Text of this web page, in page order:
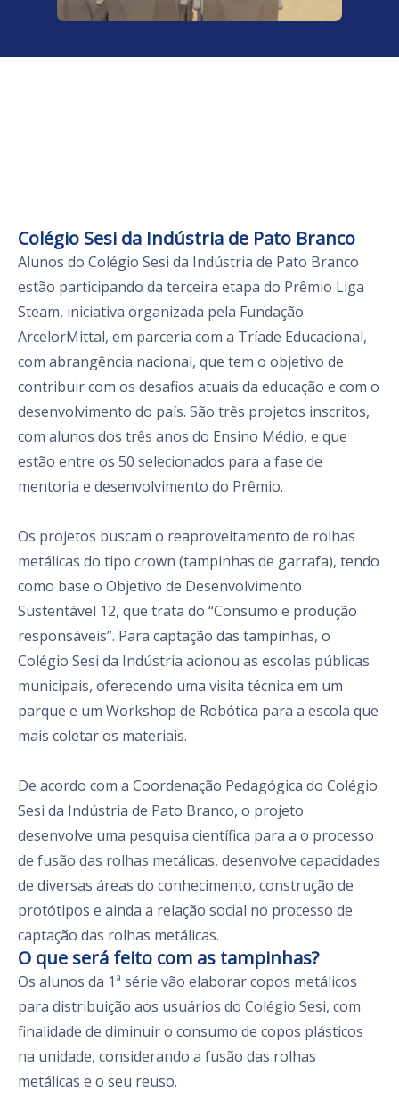
Colégio Sesi da Indústria de Pato Branco
Alunos do Colégio Sesi da Indústria de Pato Branco
estão participando da terceira etapa do Prêmio Liga
Steam, iniciativa organizada pela Fundação
ArcelorMittal, em parceria com a Tríade Educacional,
com abrangência nacional, que tem o objetivo de
contribuir com os desafios atuais da educação e com o
desenvolvimento do país. São três projetos inscritos,
com alunos dos três anos do Ensino Médio, e que
estão entre os 50 selecionados para a fase de
mentoria e desenvolvimento do Prêmio.
Os projetos buscam o reaproveitamento de rolhas
metálicas do tipo crown (tampinhas de garrafa), tendo
como base o Objetivo de Desenvolvimento
Sustentável 12, que trata do “Consumo e produção
responsáveis”. Para captação das tampinhas, o
Colégio Sesi da Indústria acionou as escolas públicas
municipais, oferecendo uma visita técnica em um
parque e um Workshop de Robótica para a escola que
mais coletar os materiais.
De acordo com a Coordenação Pedagógica do Colégio
Sesi da Indústria de Pato Branco, o projeto
desenvolve uma pesquisa científica para a o processo
de fusão das rolhas metálicas, desenvolve capacidades
de diversas áreas do conhecimento, construção de
protótipos e ainda a relação social no processo de
captação das rolhas metálicas.
O que será feito com as tampinhas?
Os alunos da 1ª série vão elaborar copos metálicos
para distribuição aos usuários do Colégio Sesi, com
finalidade de diminuir o consumo de copos plásticos
na unidade, considerando a fusão das rolhas
metálicas e o seu reuso.